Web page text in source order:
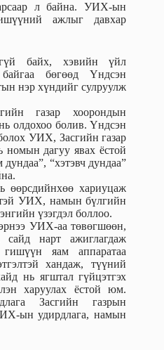
л байна. УИХ-ын
ажлыг давхар
байх, хэвийн үйл
бөгөөд Үндсэн
нэр хүндийг сулруулж
газар хоорондын
олдохоо болив. Үндсэн
УИХ, Засгийн газар
номын дагуу явах ёстой
“хэтэвч дундаа”
өөрсдийнхөө хариуцаж
УИХ, намын бүлгийн
үзэгдэл боллоо.
УИХ-аа төвөгшөөн,
сайд нарт ажиглагдаж
яам аппаратаа
хандаж, түүний
нь ягштал гүйцэтгэх
харуулах ёстой юм.
Засгийн газрын
ын удирдлага, намын